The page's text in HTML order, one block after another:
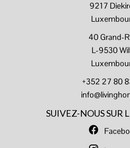
9217
40 Grand-
L-9530
+352 27 80
SUIVEZ-NOUS SUR